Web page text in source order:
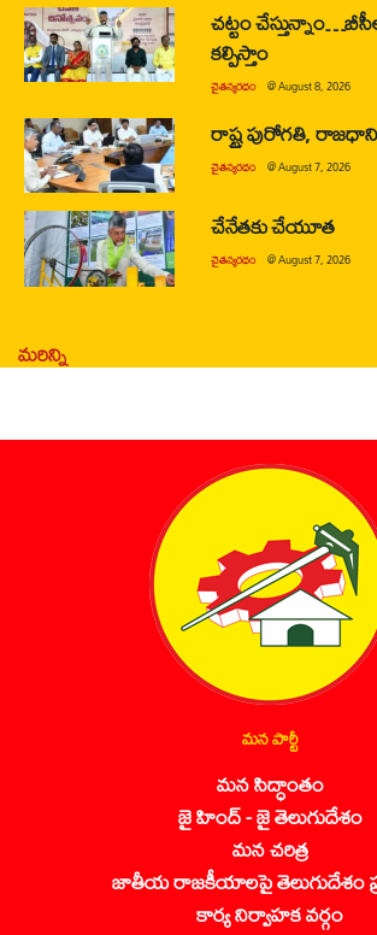
చట్టం
కల్పిస్తాం
చైతన్యరధం @August 8, 2026
రాష్ట్ర పురోగతి,
చైతన్యరధం @August 7, 2026
చేనేతకు చేయూత
చైతన్యరధం @August 7, 2026
మరిన్ని
మన పార్టీ
మన సిద్ధాంతం
జై హింద్ - జై తెలుగుదేశం
మన చరిత్ర
జాతీయ రాజకీయాలపై తెలుగుదేశం
కార్య నిర్వాహక వర్గం